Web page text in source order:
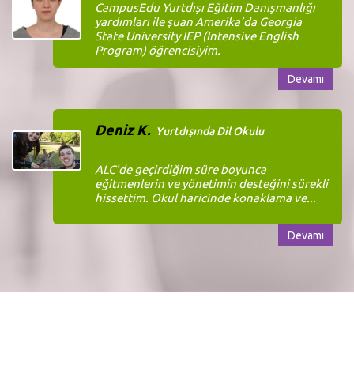
CampusEdu Yurtdışı Eğitim Danışmanlığı
yardımları ile şuan Amerika’da Georgia
State University IEP (Intensive English
Program) öğrencisiyim.
Devamı
Deniz K. Yurtdışında Dil Okulu
ALC'de geçirdiğim süre boyunca
eğitmenlerin ve yönetimin desteğini sürekli
hissettim. Okul haricinde konaklama ve...
Devamı